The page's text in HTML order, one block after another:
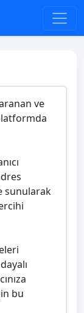
ve
sunularak
bu